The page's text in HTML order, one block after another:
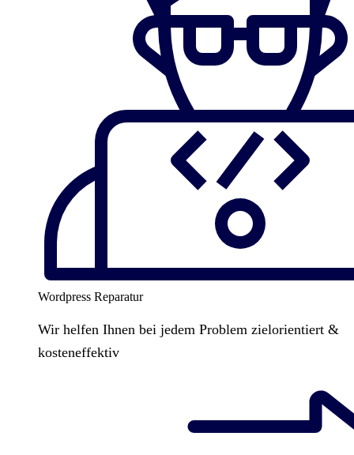
Wordpress Reparatur
Wir helfen Ihnen bei jedem Problem zielorientiert &
kosteneffektiv